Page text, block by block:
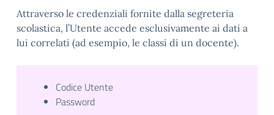
Attraverso le credenziali fornite dalla segreteria
scolastica, l’Utente accede esclusivamente ai dati a
lui correlati (ad esempio, le classi di un docente).
Codice Utente
Password